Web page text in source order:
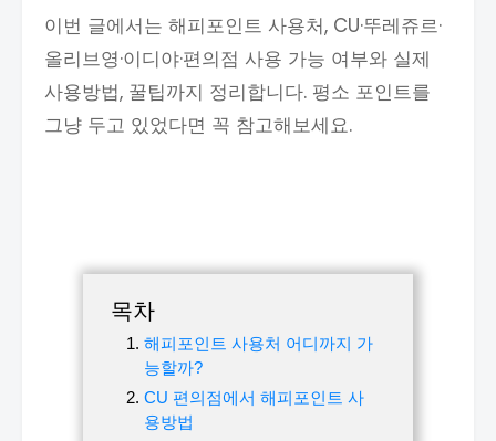
이번 글에서는 해피포인트 사용처, CU·뚜레쥬르·
올리브영·이디야·편의점 사용 가능 여부와 실제
사용방법, 꿀팁까지 정리합니다. 평소 포인트를
그냥 두고 있었다면 꼭 참고해보세요.
목차
해피포인트 사용처 어디까지 가
능할까?
CU 편의점에서 해피포인트 사
용방법